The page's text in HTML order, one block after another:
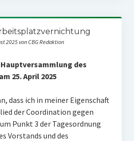
2025 von CBG Redaktion
des
25. April 2025
dass ich in meiner Eigenschaft
der Coordination gegen
Punkt 3 der Tagesordnung
Vorstands und des